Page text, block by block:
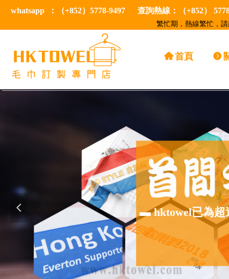
whatsapp ：（+852）5778-9497 查詢熱線：（+852）
繁忙期，熱線繁忙，
낀首頁 뀹
▬ hktowel已為超
넳